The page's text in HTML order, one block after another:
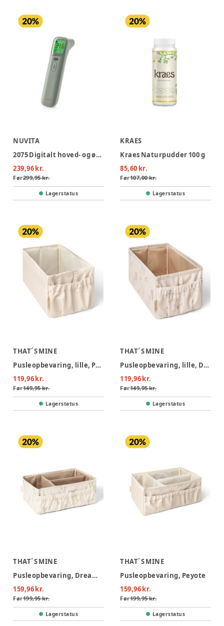
NUVITA
2075 Digitalt hoved- og øretermometer
239,96 kr.
Før299,95 kr.
Lagerstatus
KRAES
Kraes Naturpudder 100 g
85,60 kr.
Før107,00 kr.
Lagerstatus
THAT´S MINE
Pusleopbevaring, lille, Peyote
119,96 kr.
Før149,95 kr.
Lagerstatus
THAT´S MINE
Pusleopbevaring, lille, Dreamily
119,96 kr.
Før149,95 kr.
Lagerstatus
THAT´S MINE
Pusleopbevaring, Dreamily
159,96 kr.
Før199,95 kr.
Lagerstatus
THAT´S MINE
Pusleopbevaring, Peyote
159,96 kr.
Før199,95 kr.
Lagerstatus